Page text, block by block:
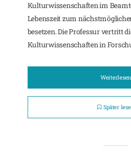
Kulturwissenschaften im
Lebenszeit zum
besetzen. Die Professur vertritt
Kulturwissenschaften in
Weiterlesen
Später